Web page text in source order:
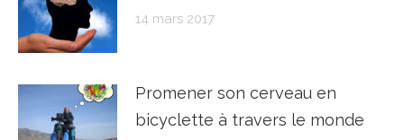
14 mars 2017
Promener son cerveau en
bicyclette à travers le monde